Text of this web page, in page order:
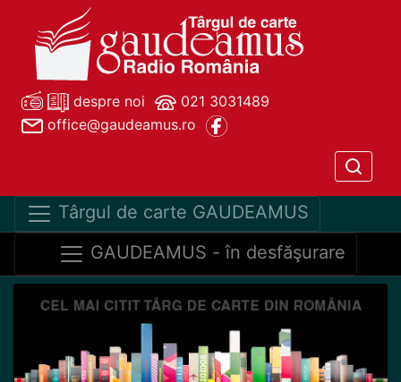
despre noi
021 3031489
office@gaudeamus.ro
Târgul de carte GAUDEAMUS
GAUDEAMUS - în desfăşurare